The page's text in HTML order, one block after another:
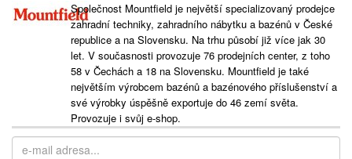
Společnost Mountfield je největší specializovaný prodejce
zahradní techniky, zahradního nábytku a bazénů v České
republice a na Slovensku. Na trhu působí již více jak 30
let. V současnosti provozuje 76 prodejních center, z toho
58 v Čechách a 18 na Slovensku. Mountfield je také
největším výrobcem bazénů a bazénového příslušenství a
své výrobky úspěšně exportuje do 46 zemí světa.
Provozuje i svůj e-shop.